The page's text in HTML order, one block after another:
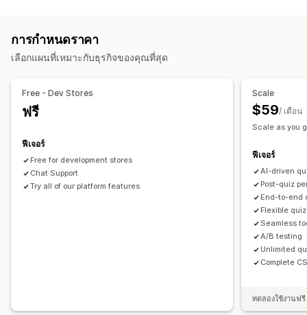
เครื่องมือแก้ไข
เทมเพลต
แบบอักษรที่กำหนดเอง
รายชื่อการจัดเก็บสำหรับอีเมล
การติดแท็ก
การวิเคราะห์
HTML ที่กำหนดเอง เครื่องมือแก้ไขแบบลากและวาง
ข้อเสนอและการแนะนำ
การแนะนำด้วย AI
การทดสอบ A/B
ประสิทธิภาพของคำแนะนำ
ประสิทธิภาพช่องทาง
การกำหนดราคา
เลือกแผนที่เหมาะกับธุรกิจของคุณที่สุด
Free - Dev Stores
ฟรี
ฟีเจอร์
Free for development stores
Chat Support
Try all of our platform features
Scale
$59/ เดือน
Scale as you
ฟีเจอร์
AI-driven
Post-quiz
End-to-end
Flexible
Seamless
A/B testing
Unlimited
Complete
ทดลองใช้งานฟ